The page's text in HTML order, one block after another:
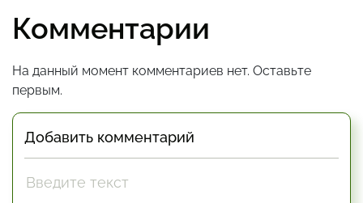
Комментарии
На данный момент комментариев нет. Оставьте
первым.
Добавить комментарий